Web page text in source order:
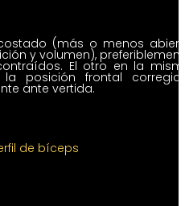
(más o menos
y volumen),
El otro en la
posición frontal
ante vertida.
de bíceps